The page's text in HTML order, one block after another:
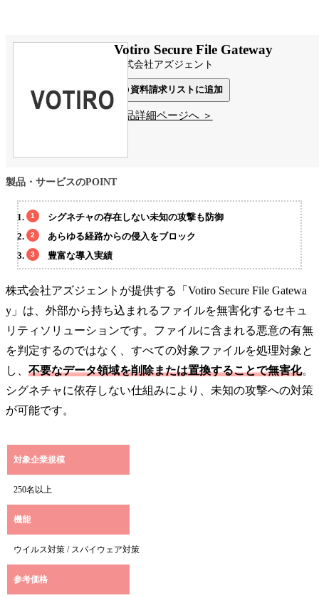
Votiro Secure File Gateway
株式会社アズジェント
資料請求リストに追加
製品詳細ページへ ＞
製品・サービスのPOINT
シグネチャの存在しない未知の攻撃も防御
あらゆる経路からの侵入をブロック
豊富な導入実績
株式会社アズジェントが提供する「Votiro Secure File Gatewa
y」は、外部から持ち込まれるファイルを無害化するセキュ
リティソリューションです。ファイルに含まれる悪意の有無
を判定するのではなく、すべての対象ファイルを処理対象と
し、 不要なデータ領域を削除または置換することで無害化。
シグネチャに依存しない仕組みにより、未知の攻撃への対策
が可能です。
対象企業規模
250名以上
機能
ウイルス対策 / スパイウェア対策
参考価格